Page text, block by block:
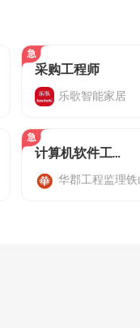
采购工程师
乐歌智能家居
计算机软件工程师
华郡工程监理